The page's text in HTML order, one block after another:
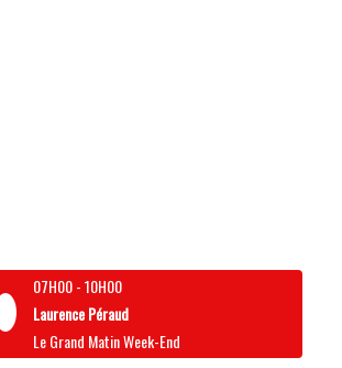
07H00-10H00
Laurence Péraud
Le Grand Matin Week-End